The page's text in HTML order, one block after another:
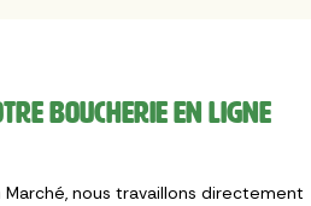
boucherie en ligne
Marché, nous travaillons directement